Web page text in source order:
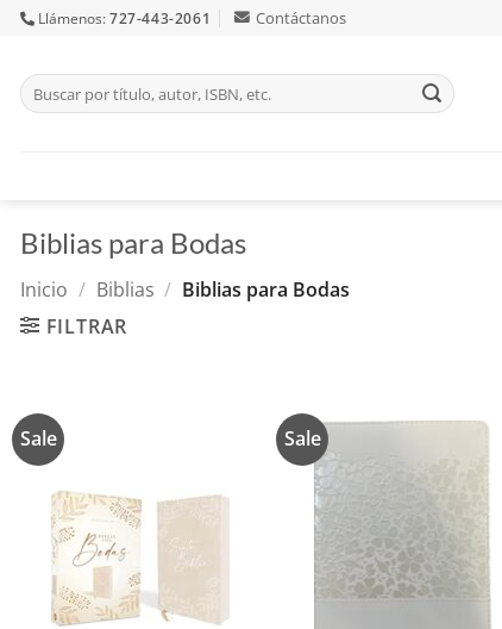
Skip
content
Llámenos:727-443-2061 Contáctanos
Buscar
por:
Biblias para Bodas
Inicio / Biblias / Biblias para Bodas
FILTRAR
Sale
deseos
Sale